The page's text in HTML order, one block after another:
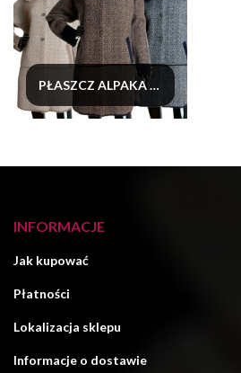
PŁASZCZ ALPAKA MELANŻ Z FUTREM
INFORMACJE
Jak kupować
Płatności
Lokalizacja sklepu
Informacje o dostawie